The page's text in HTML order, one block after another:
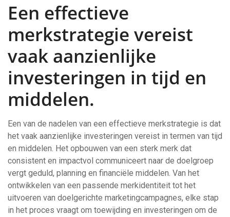
Een effectieve
merkstrategie vereist
vaak aanzienlijke
investeringen in tijd en
middelen.
Een van de nadelen van een effectieve merkstrategie is dat
het vaak aanzienlijke investeringen vereist in termen van tijd
en middelen. Het opbouwen van een sterk merk dat
consistent en impactvol communiceert naar de doelgroep
vergt geduld, planning en financiële middelen. Van het
ontwikkelen van een passende merkidentiteit tot het
uitvoeren van doelgerichte marketingcampagnes, elke stap
in het proces vraagt om toewijding en investeringen om de